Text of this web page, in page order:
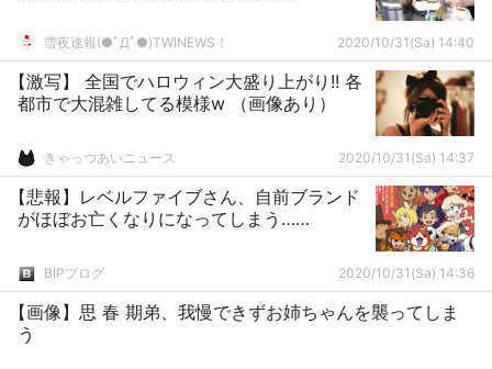
雪夜速報(●ﾟДﾟ●)TWINEWS！ 2020/10/31(Sa) 14:40
【激写】 全国でハロウィン大盛り上がり!! 各
都市で大混雑してる模様w （画像あり）
きゃっつあいニュース 2020/10/31(Sa) 14:37
【悲報】レベルファイブさん、自前ブランド
がほぼお亡くなりになってしまう……
BIPブログ 2020/10/31(Sa) 14:36
【画像】思 春 期弟、我慢できずお姉ちゃんを襲ってしま
う